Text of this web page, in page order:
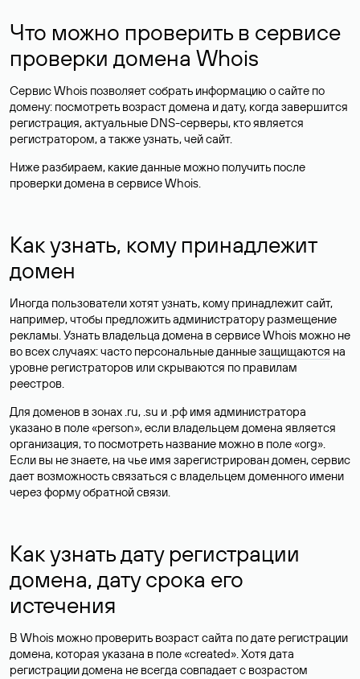
Что можно проверить в сервисе
проверки домена Whois
Сервис Whois позволяет собрать информацию о сайте по
домену: посмотреть возраст домена и дату, когда завершится
регистрация, актуальные DNS-серверы, кто является
регистратором, а также узнать, чей сайт.
Ниже разбираем, какие данные можно получить после
проверки домена в сервисе Whois.
Как узнать, кому принадлежит
домен
Иногда пользователи хотят узнать, кому принадлежит сайт,
например, чтобы предложить администратору размещение
рекламы. Узнать владельца домена в сервисе Whois можно не
во всех случаях: часто персональные данныезащищаются на
уровне регистраторов или скрываются по правилам
реестров.
Для доменов в зонах .ru, .su и .рф имя администратора
указано в поле «person», если владельцем домена является
организация, то посмотреть название можно в поле «org».
Если вы не знаете, на чье имя зарегистрирован домен, сервис
дает возможность связаться с владельцем доменного имени
через форму обратной связи.
Как узнать дату регистрации
домена, дату срока его
истечения
В Whois можно проверить возраст сайта по дате регистрации
домена, которая указана в поле «created». Хотя дата
регистрации домена не всегда совпадает с возрастом